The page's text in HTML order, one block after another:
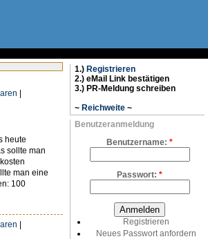
|
heute
sollte man
man eine
100
|
1.) Registrieren
2.) eMail Link bestätigen
3.) PR-Meldung schreiben
~ Reichweite ~
Benutzeranmeldung
Benutzername: *
Passwort: *
Registrieren
Neues Passwort anfordern